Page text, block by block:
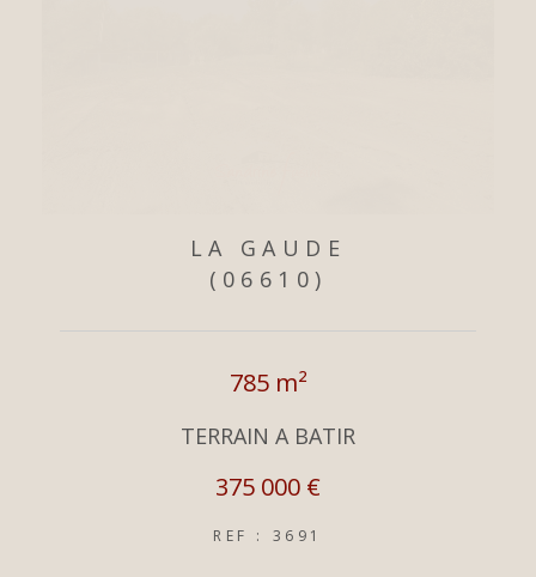
LA GAUDE
(06610)
785 m²
TERRAIN A BATIR
375 000 €
REF : 3691